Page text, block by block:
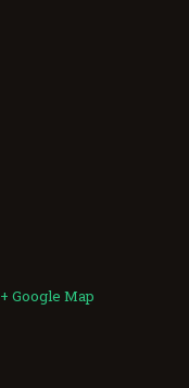
+ Google Map